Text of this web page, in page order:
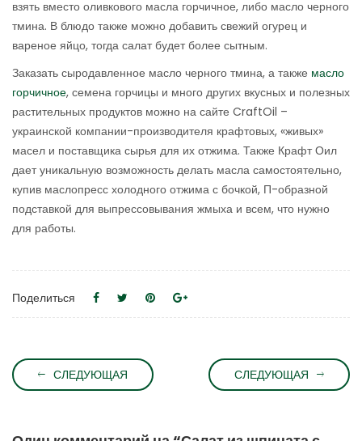
взять вместо оливкового масла горчичное, либо масло черного
тмина. В блюдо также можно добавить свежий огурец и
вареное яйцо, тогда салат будет более сытным.
Заказать сыродавленное масло черного тмина, а также масло
горчичное, семена горчицы и много других вкусных и полезных
растительных продуктов можно на сайте CraftOil –
украинской компании-производителя крафтовых, «живых»
масел и поставщика сырья для их отжима. Также Крафт Оил
дает уникальную возможность делать масла самостоятельно,
купив маслопресс холодного отжима с бочкой, П-образной
подставкой для выпрессовывания жмыха и всем, что нужно
для работы.
Поделиться
СЛЕДУЮЩАЯ СЛЕДУЮЩАЯ